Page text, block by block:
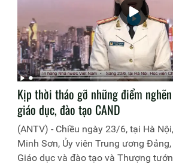
Kịp thời tháo gỡ những điểm
giáo dục, đào tạo CAND
(ANTV) - Chiều ngày 23/6, tại Hà
Minh Sơn, Ủy viên Trung ương
Giáo dục và đào tạo và Thượng